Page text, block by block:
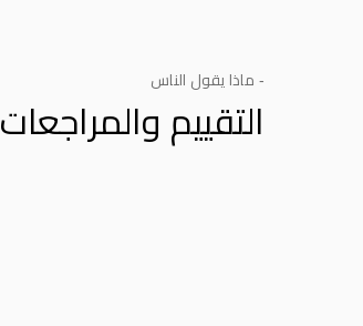
- ماذا يقول الناس
التقييم والمراجعات